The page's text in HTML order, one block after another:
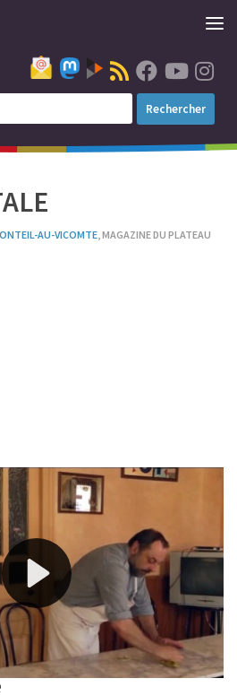
AU-VICOMTE , MAGAZINE DU PLATEAU
et de ses habitants, avec